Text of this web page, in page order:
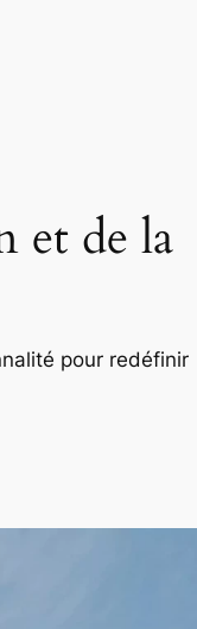
et de la
pour redéfinir